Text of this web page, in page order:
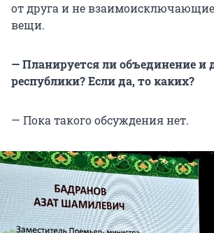
от друга и не взаимоисключающие
вещи.
— Планируется ли объединение и
республики? Если да, то каких?
— Пока такого обсуждения нет.